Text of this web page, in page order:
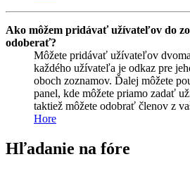
Ako môžem pridávať užívateľov do
odoberať?
Môžete pridávať užívateľov
každého užívateľa je odkaz pre
oboch zoznamov. Ďalej môžete
panel, kde môžete priamo zadať
taktiež môžete odobrať členov z
Hore
Hľadanie na fóre